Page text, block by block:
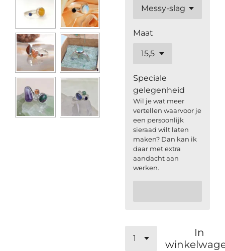
Maat
Speciale
gelegenheid
Wil je wat meer
vertellen waarvoor je
een persoonlijk
sieraad wilt laten
maken? Dan kan ik
daar met extra
aandacht aan
werken.
In